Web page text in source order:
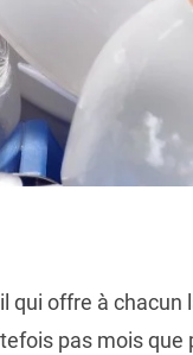
qui offre à chacun
pas mois que